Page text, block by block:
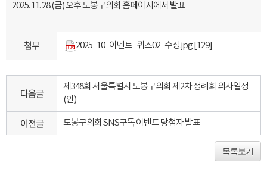
2025. 11. 28.(금) 오후 도봉구의회 홈페이지에서 발표
첨부 2025_10_이벤트_퀴즈02_수정.jpg [129]
다음글
제348회 서울특별시 도봉구의회 제2차 정례회 의사일정
(안)
이전글 도봉구의회 SNS구독 이벤트 당첨자 발표
목록보기